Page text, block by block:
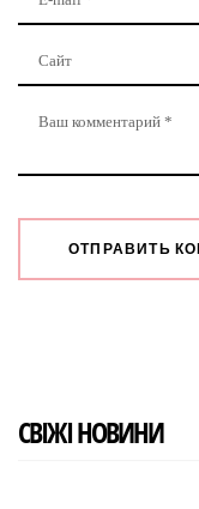
СВІЖІ НОВИНИ